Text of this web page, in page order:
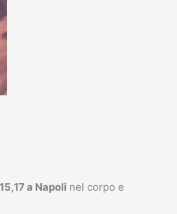
a Napoli nel corpo e